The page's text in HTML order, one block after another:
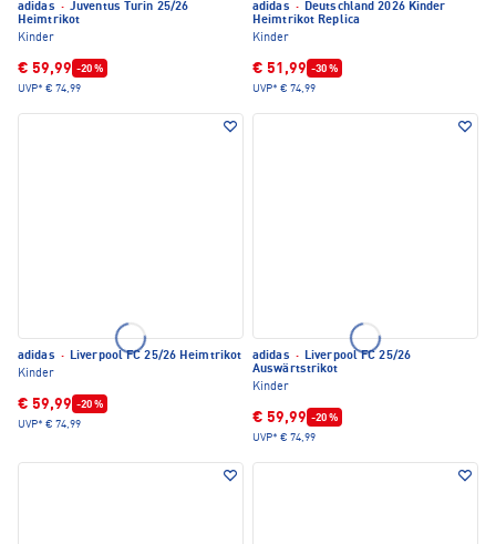
adidas · Juventus Turin 25/26
Heimtrikot
Kinder
€ 59,99 -20 %
UVP* € 74,99
adidas · Deutschland 2026 Kinder
Heimtrikot Replica
Kinder
€ 51,99 -30 %
UVP* € 74,99
adidas · Liverpool FC 25/26 Heimtrikot
Kinder
€ 59,99 -20 %
UVP* € 74,99
adidas · Liverpool FC 25/26
Auswärtstrikot
Kinder
€ 59,99 -20 %
UVP* € 74,99